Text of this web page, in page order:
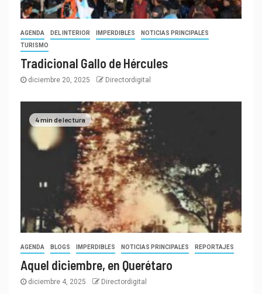
AGENDA DEL INTERIOR IMPERDIBLES
NOTICIAS PRINCIPALES
TURISMO
Tradicional Gallo de Hércules
diciembre 20, 2025 Directordigital
4 min de lectura
AGENDA BLOGS IMPERDIBLES NOTICIAS PRINCIPALES REPORTAJES
Aquel diciembre, en Querétaro
diciembre 4, 2025 Directordigital